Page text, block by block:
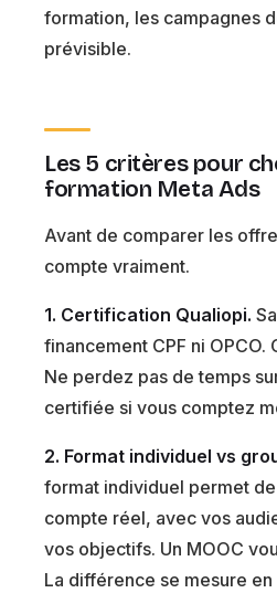
formation, les campagnes
prévisible.
Les 5 critères pour
formation Meta Ads
Avant de comparer les
compte vraiment.
1. Certification Qualiopi.
financement CPF ni OPCO.
Ne perdez pas de temps
certifiée si vous comptez
2. Format individuel vs
format individuel permet
compte réel, avec vos
vos objectifs. Un MOOC
La différence se mesure